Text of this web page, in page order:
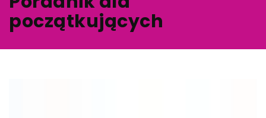
początkujących